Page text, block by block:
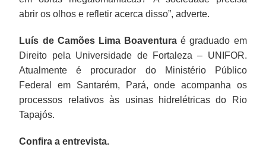
abrir os olhos e refletir acerca disso”, adverte.
Luís de Camões Lima Boaventura é graduado em
Direito pela Universidade de Fortaleza – UNIFOR.
Atualmente é procurador do Ministério Público
Federal em Santarém, Pará, onde acompanha os
processos relativos às usinas hidrelétricas do Rio
Tapajós.
Confira a entrevista.